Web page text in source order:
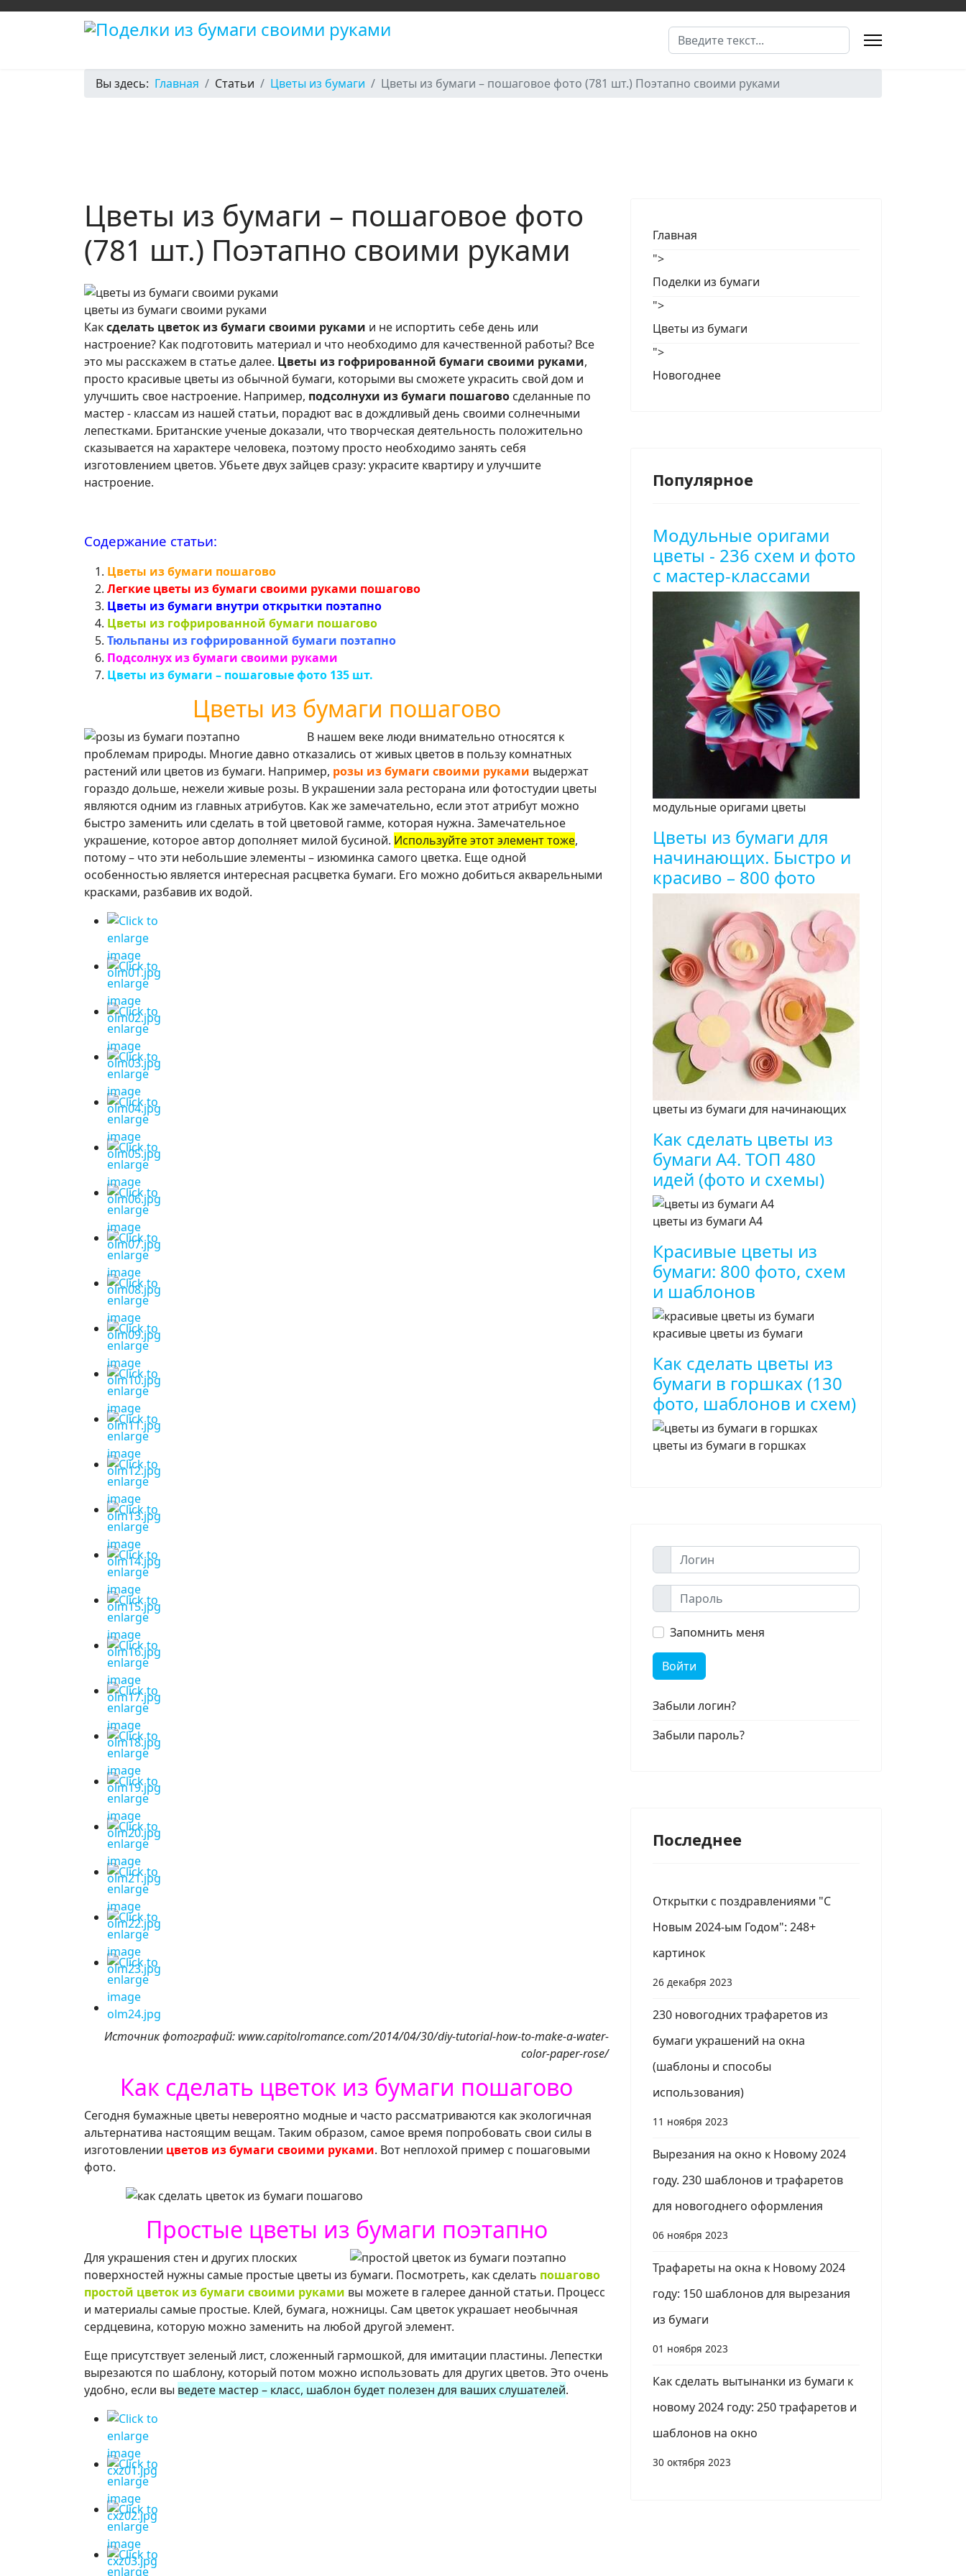
Поиск
Вы здесь: Главная Статьи Цветы из бумаги Цветы из бумаги – пошаговое фото (781 шт.) Поэтапно своими руками
Цветы из бумаги – пошаговое фото
(781 шт.) Поэтапно своими руками
цветы из бумаги своими руками
Каксделать цветок из бумаги своими руками и не испортить себе день или
настроение? Как подготовить материал и что необходимо для качественной работы? Все
это мы расскажем в статье далее. Цветы из гофрированной бумаги своими руками,
просто красивые цветы из обычной бумаги, которыми вы сможете украсить свой дом и
улучшить свое настроение. Например, подсолнухи из бумаги пошагово сделанные по
мастер - классам из нашей статьи, порадют вас в дождливый день своими солнечными
лепестками. Британские ученые доказали, что творческая деятельность положительно
сказывается на характере человека, поэтому просто необходимо занять себя
изготовлением цветов. Убьете двух зайцев сразу: украсите квартиру и улучшите
настроение.
Содержание статьи:
Цветы из бумаги пошагово
Легкие цветы из бумаги своими руками пошагово
Цветы из бумаги внутри открытки поэтапно
Цветы из гофрированной бумаги пошагово
Тюльпаны из гофрированной бумаги поэтапно
Подсолнух из бумаги своими руками
Цветы из бумаги – пошаговые фото 135 шт.
Цветы из бумаги пошагово
В нашем веке люди внимательно относятся к
проблемам природы. Многие давно отказались от живых цветов в пользу комнатных
растений или цветов из бумаги. Например, розы из бумаги своими руками выдержат
гораздо дольше, нежели живые розы. В украшении зала ресторана или фотостудии цветы
являются одним из главных атрибутов. Как же замечательно, если этот атрибут можно
быстро заменить или сделать в той цветовой гамме, которая нужна. Замечательное
украшение, которое автор дополняет милой бусиной. Используйте этот элемент тоже,
потому – что эти небольшие элементы – изюминка самого цветка. Еще одной
особенностью является интересная расцветка бумаги. Его можно добиться акварельными
красками, разбавив их водой.
Источник фотографий: www.capitolromance.com/2014/04/30/diy-tutorial-how-to-make-a-water-
color-paper-rose/
Как сделать цветок из бумаги пошагово
Сегодня бумажные цветы невероятно модные и часто рассматриваются как экологичная
альтернатива настоящим вещам. Таким образом, самое время попробовать свои силы в
изготовлении цветов из бумаги своими руками. Вот неплохой пример с пошаговыми
фото.
Простые цветы из бумаги поэтапно
Для украшения стен и других плоских
поверхностей нужны самые простые цветы из бумаги. Посмотреть, как сделать пошагово
простой цветок из бумаги своими руками вы можете в галерее данной статьи. Процесс
и материалы самые простые. Клей, бумага, ножницы. Сам цветок украшает необычная
сердцевина, которую можно заменить на любой другой элемент.
Еще присутствует зеленый лист, сложенный гармошкой, для имитации пластины. Лепестки
вырезаются по шаблону, который потом можно использовать для других цветов. Это очень
удобно, если вы ведете мастер – класс, шаблон будет полезен для ваших слушателей.
Главная
">
Поделки из бумаги
">
Цветы из бумаги
">
Новогоднее
Популярное
Модульные оригами
цветы - 236 схем и фото
с мастер-классами
модульные оригами цветы
Цветы из бумаги для
начинающих. Быстро и
красиво – 800 фото
цветы из бумаги для начинающих
Как сделать цветы из
бумаги A4. ТОП 480
идей (фото и схемы)
цветы из бумаги A4
Красивые цветы из
бумаги: 800 фото, схем
и шаблонов
красивые цветы из бумаги
Как сделать цветы из
бумаги в горшках (130
фото, шаблонов и схем)
цветы из бумаги в горшках
Запомнить меня
Войти
Забыли логин?
Забыли пароль?
Последнее
Открытки с поздравлениями "С
Новым 2024-ым Годом": 248+
картинок
26 декабря 2023
230 новогодних трафаретов из
бумаги украшений на окна
(шаблоны и способы
использования)
11 ноября 2023
Вырезания на окно к Новому 2024
году. 230 шаблонов и трафаретов
для новогоднего оформления
06 ноября 2023
Трафареты на окна к Новому 2024
году: 150 шаблонов для вырезания
из бумаги
01 ноября 2023
Как сделать вытынанки из бумаги к
новому 2024 году: 250 трафаретов и
шаблонов на окно
30 октября 2023